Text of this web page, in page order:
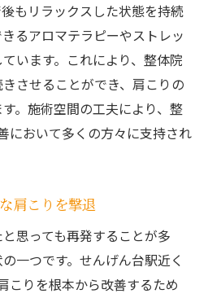
もリラックスした状態を持続
るアロマテラピーやストレッ
います。これにより、整体院
させることができ、肩こりの
。施術空間の工夫により、整
において多くの方々に支持され
肩こりを撃退
思っても再発することが多
一つです。せんげん台駅近く
こりを根本から改善するため